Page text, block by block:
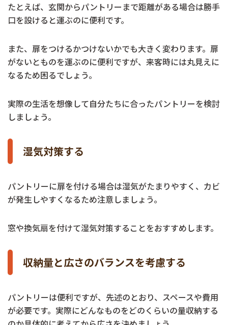
たとえば、玄関からパントリーまで距離がある場合は勝手
口を設けると運ぶのに便利です。
また、扉をつけるかつけないかでも大きく変わります。扉
がないとものを運ぶのに便利ですが、来客時には丸見えに
なるため困るでしょう。
実際の生活を想像して自分たちに合ったパントリーを検討
しましょう。
湿気対策する
パントリーに扉を付ける場合は湿気がたまりやすく、カビ
が発生しやすくなるため注意しましょう。
窓や換気扇を付けて湿気対策することをおすすめします。
収納量と広さのバランスを考慮する
パントリーは便利ですが、先述のとおり、スペースや費用
が必要です。実際にどんなものをどのくらいの量収納する